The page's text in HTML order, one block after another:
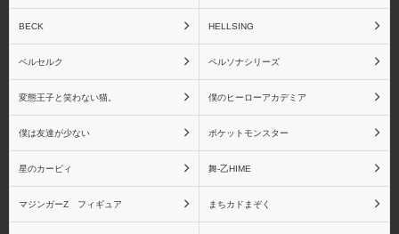
BECK HELLSING
ベルセルク ペルソナシリーズ
変態王子と笑わない猫。 僕のヒーローアカデミア
僕は友達が少ない ポケットモンスター
星のカービィ 舞-乙HIME
マジンガーZ フィギュア まちカドまぞく